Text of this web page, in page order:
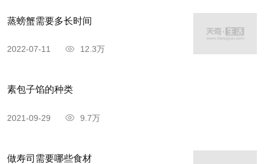
蒸螃蟹需要多长时间
2022-07-11 12.3万
素包子馅的种类
2021-09-29 9.7万
做寿司需要哪些食材